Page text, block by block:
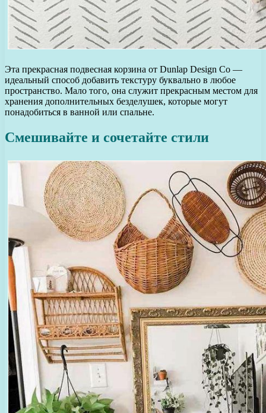
Эта прекрасная подвесная корзина от Dunlap Design Co —
идеальный способ добавить текстуру буквально в любое
пространство. Мало того, она служит прекрасным местом для
хранения дополнительных безделушек, которые могут
понадобиться в ванной или спальне.
Смешивайте и сочетайте стили